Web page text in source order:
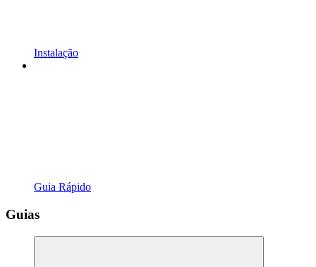
Instalação
Guia Rápido
Guias